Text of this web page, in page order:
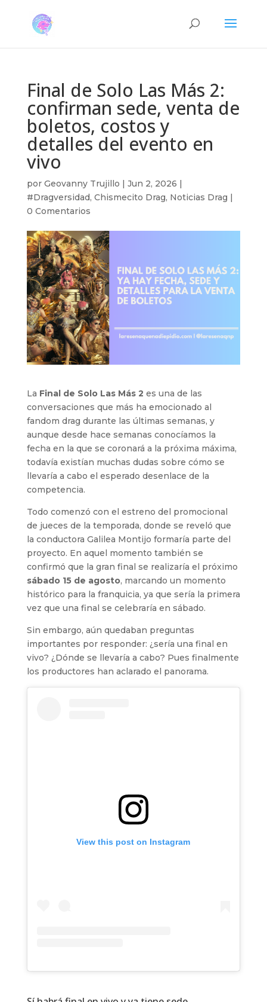
Final de Solo Las Más 2:
confirman sede, venta de
boletos, costos y
detalles del evento en
vivo
por Geovanny Trujillo | Jun 2, 2026 |
#Dragversidad, Chismecito Drag, Noticias Drag |
0 Comentarios
La Final de Solo Las Más 2 es una de las
conversaciones que más ha emocionado al
fandom drag durante las últimas semanas, y
aunque desde hace semanas conocíamos la
fecha en la que se coronará a la próxima máxima,
todavía existían muchas dudas sobre cómo se
llevaría a cabo el esperado desenlace de la
competencia.
Todo comenzó con el estreno del promocional
de jueces de la temporada, donde se reveló que
la conductora Galilea Montijo formaría parte del
proyecto. En aquel momento también se
confirmó que la gran final se realizaría el próximo
sábado 15 de agosto, marcando un momento
histórico para la franquicia, ya que sería la primera
vez que una final se celebraría en sábado.
Sin embargo, aún quedaban preguntas
importantes por responder: ¿sería una final en
vivo? ¿Dónde se llevaría a cabo? Pues finalmente
los productores han aclarado el panorama.
View this post on Instagram